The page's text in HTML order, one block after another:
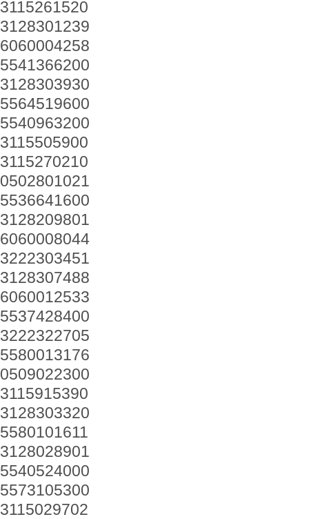
3115261520
3128301239
6060004258
5541366200
3128303930
5564519600
5540963200
3115505900
3115270210
0502801021
5536641600
3128209801
6060008044
3222303451
3128307488
6060012533
5537428400
3222322705
5580013176
0509022300
3115915390
3128303320
5580101611
3128028901
5540524000
5573105300
3115029702